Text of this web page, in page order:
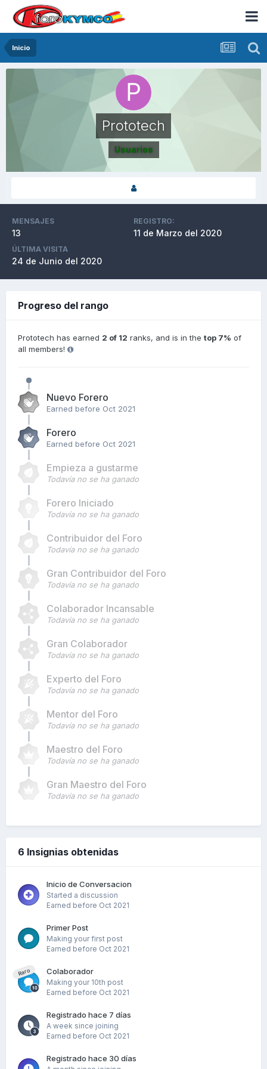
Inicio
Prototech
Usuarios
MENSAJES
13
REGISTRO:
11 de Marzo del 2020
ÚLTIMA VISITA
24 de Junio del 2020
Progreso del rango
Prototech has earned 2 of 12 ranks, and is in the top 7% of
all members!
Nuevo Forero
Earned before Oct 2021
Forero
Earned before Oct 2021
Empieza a gustarme
Todavía no se ha ganado
Forero Iniciado
Todavía no se ha ganado
Contribuidor del Foro
Todavía no se ha ganado
Gran Contribuidor del Foro
Todavía no se ha ganado
Colaborador Incansable
Todavía no se ha ganado
Gran Colaborador
Todavía no se ha ganado
Experto del Foro
Todavía no se ha ganado
Mentor del Foro
Todavía no se ha ganado
Maestro del Foro
Todavía no se ha ganado
Gran Maestro del Foro
Todavía no se ha ganado
6 Insignias obtenidas
Inicio de Conversacion
Started a discussion
Earned before Oct 2021
Primer Post
Making your first post
Earned before Oct 2021
Raro Colaborador
Making your 10th post
Earned before Oct 2021
Registrado hace 7 días
A week since joining
Earned before Oct 2021
Registrado hace 30 días